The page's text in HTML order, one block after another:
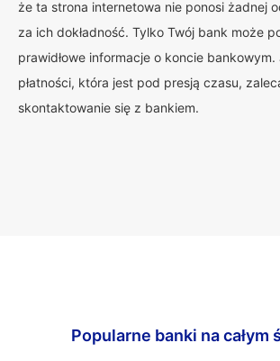
że ta strona internetowa nie ponosi żadnej
za ich dokładność. Tylko Twój bank może
prawidłowe informacje o koncie
płatności, która jest pod presją czasu,
skontaktowanie się z bankiem.
Popularne banki na całym